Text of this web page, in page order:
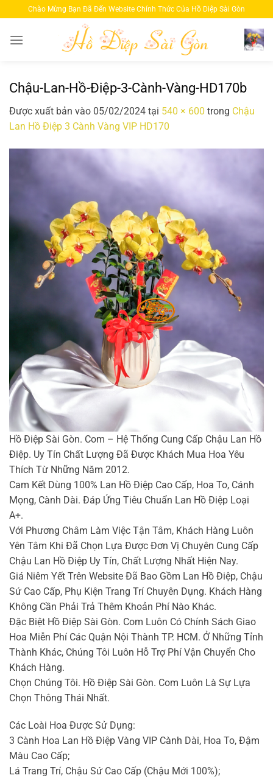
qua
nội
Chào Mừng Bạn Đã Đến Website Chính Thức Của Hồ Diệp Sài Gòn
Chậu-Lan-Hồ-Điệp-3-Cành-Vàng-HD170b
Được xuất bản vào 05/02/2024 tại 540 × 600 trong Chậu
Lan Hồ Điệp 3 Cành Vàng VIP HD170
Hồ Điệp Sài Gòn. Com – Hệ Thống Cung Cấp Chậu Lan Hồ
Điệp. Uy Tín Chất Lượng Đã Được Khách Mua Hoa Yêu
Thích Từ Những Năm 2012.
Cam Kết Dùng 100% Lan Hồ Điệp Cao Cấp, Hoa To, Cánh
Mọng, Cành Dài. Đáp Ứng Tiêu Chuẩn Lan Hồ Điệp Loại
A+.
Với Phương Châm Làm Việc Tận Tâm, Khách Hàng Luôn
Yên Tâm Khi Đã Chọn Lựa Được Đơn Vị Chuyên Cung Cấp
Chậu Lan Hồ Điệp Uy Tín, Chất Lượng Nhất Hiện Nay.
Giá Niêm Yết Trên Website Đã Bao Gồm Lan Hồ Điệp, Chậu
Sứ Cao Cấp, Phụ Kiện Trang Trí Chuyên Dụng. Khách Hàng
Không Cần Phải Trả Thêm Khoản Phí Nào Khác.
Đặc Biệt Hồ Điệp Sài Gòn. Com Luôn Có Chính Sách Giao
Hoa Miễn Phí Các Quận Nội Thành TP. HCM. Ở Những Tỉnh
Thành Khác, Chúng Tôi Luôn Hỗ Trợ Phí Vận Chuyển Cho
Khách Hàng.
Chọn Chúng Tôi. Hồ Điệp Sài Gòn. Com Luôn Là Sự Lựa
Chọn Thông Thái Nhất.
Các Loài Hoa Được Sử Dụng:
3 Cành Hoa Lan Hồ Điệp Vàng VIP Cành Dài, Hoa To, Đậm
Màu Cao Cấp;
Lá Trang Trí, Chậu Sứ Cao Cấp (Chậu Mới 100%);